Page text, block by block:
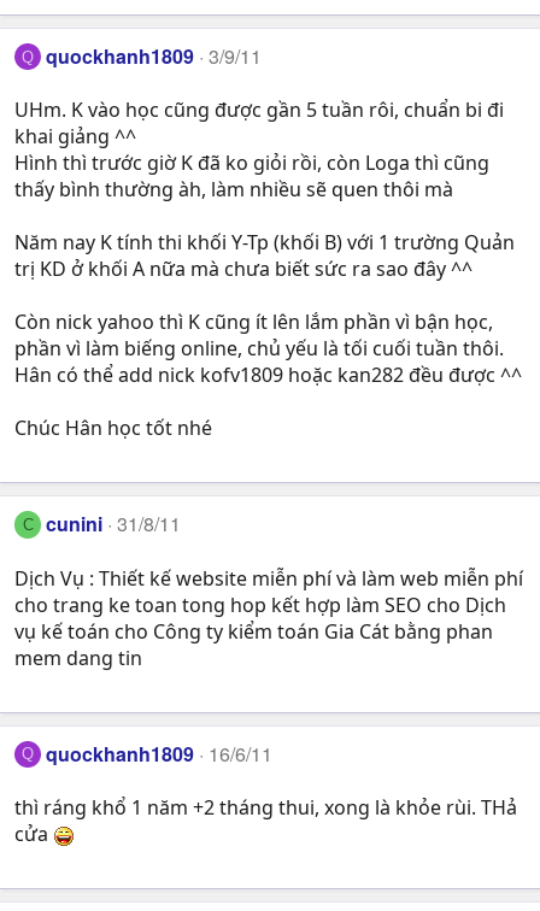
Q quockhanh1809 3/9/11
UHm. K vào học cũng được gần 5 tuần rôi, chuẩn bi đi
khai giảng ^^
Hình thì trước giờ K đã ko giỏi rồi, còn Loga thì cũng
thấy bình thường àh, làm nhiều sẽ quen thôi mà
Năm nay K tính thi khối Y-Tp (khối B) với 1 trường Quản
trị KD ở khối A nữa mà chưa biết sức ra sao đây ^^
Còn nick yahoo thì K cũng ít lên lắm phần vì bận học,
phần vì làm biếng online, chủ yếu là tối cuối tuần thôi.
Hân có thể add nick kofv1809 hoặc kan282 đều được ^^
Chúc Hân học tốt nhé
C cunini 31/8/11
Dịch Vụ : Thiết kế website miễn phí và làm web miễn phí
cho trang ke toan tong hop kết hợp làm SEO cho Dịch
vụ kế toán cho Công ty kiểm toán Gia Cát bằng phan
mem dang tin
Q quockhanh1809 16/6/11
thì ráng khổ 1 năm +2 tháng thui, xong là khỏe rùi. THả
cửa